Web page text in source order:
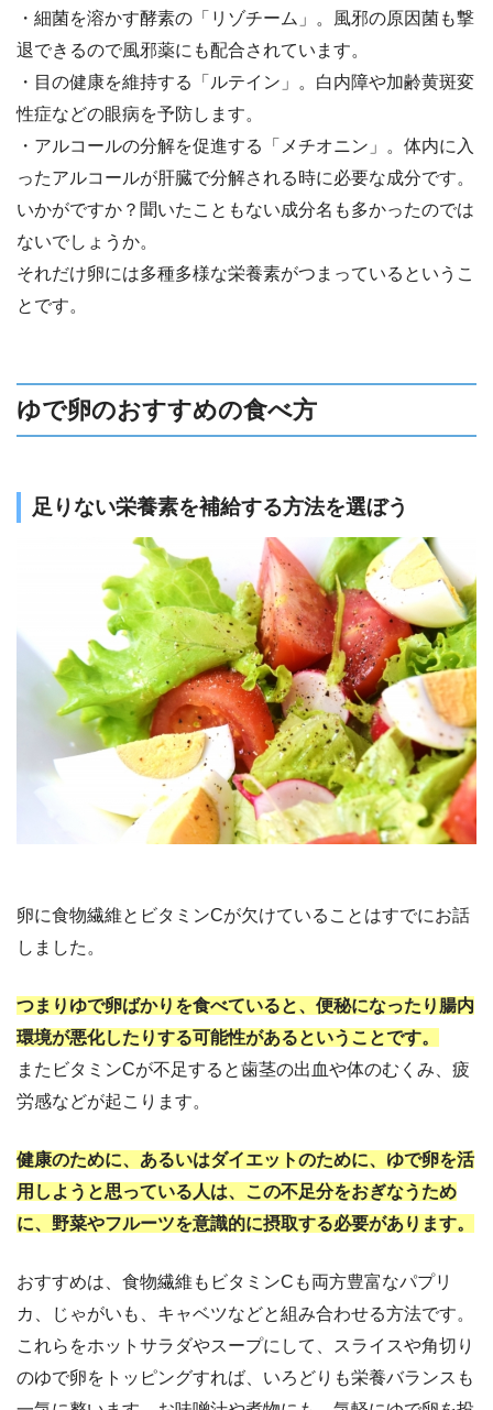
・細菌を溶かす酵素の「リゾチーム」。風邪の原因菌も撃
退できるので風邪薬にも配合されています。
・目の健康を維持する「ルテイン」。白内障や加齢黄斑変
性症などの眼病を予防します。
・アルコールの分解を促進する「メチオニン」。体内に入
ったアルコールが肝臓で分解される時に必要な成分です。
いかがですか？聞いたこともない成分名も多かったのでは
ないでしょうか。
それだけ卵には多種多様な栄養素がつまっているというこ
とです。
ゆで卵のおすすめの食べ方
足りない栄養素を補給する方法を選ぼう
卵に食物繊維とビタミンCが欠けていることはすでにお話
しました。
つまりゆで卵ばかりを食べていると、便秘になったり腸内
環境が悪化したりする可能性があるということです。
またビタミンCが不足すると歯茎の出血や体のむくみ、疲
労感などが起こります。
健康のために、あるいはダイエットのために、ゆで卵を活
用しようと思っている人は、この不足分をおぎなうため
に、野菜やフルーツを意識的に摂取する必要があります。
おすすめは、食物繊維もビタミンCも両方豊富なパプリ
カ、じゃがいも、キャベツなどと組み合わせる方法です。
これらをホットサラダやスープにして、スライスや角切り
のゆで卵をトッピングすれば、いろどりも栄養バランスも